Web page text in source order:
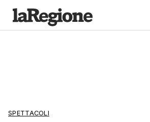
SPETTACOLI